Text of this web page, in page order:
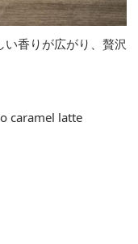
香りが広がり、贅沢
caramel latte